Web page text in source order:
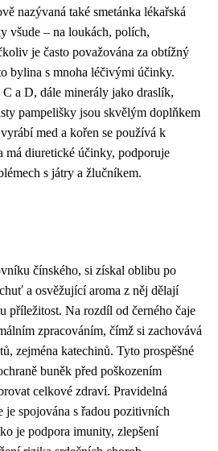
nazývaná také smetánka lékařská
všude – na loukách, polích,
je často považována za obtížný
bylina s mnoha léčivými účinky.
a D, dále minerály jako draslík,
pampelišky jsou skvělým doplňkem
med a kořen se používá k
má diuretické účinky, podporuje
s játry a žlučníkem.
čínského, si získal oblibu po
a osvěžující aroma z něj dělají
příležitost. Na rozdíl od černého čaje
zpracováním, čímž si zachovává
zejména katechinů. Tyto prospěšné
buněk před poškozením
celkové zdraví. Pravidelná
je spojována s řadou pozitivních
je podpora imunity, zlepšení